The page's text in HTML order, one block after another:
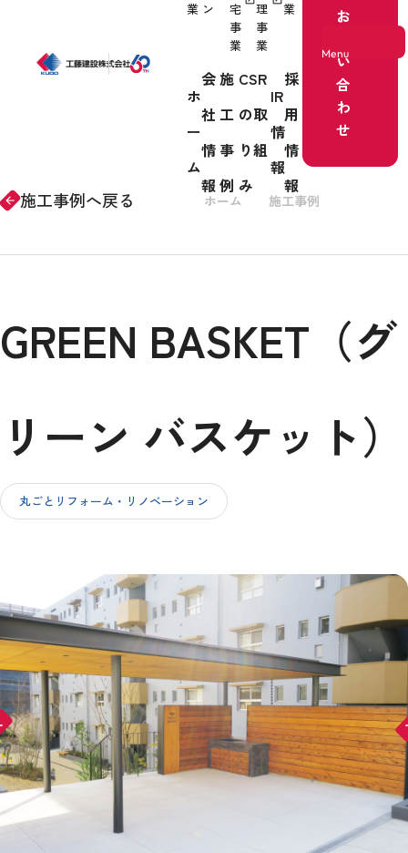
Menu
施工事例
IR情報
お問い合わせ
業 ン
宅
事
業
理
事
業
業
ホ
ー
ム
会
社
情
報
施
工
事
例
CSR
の取
り組
み
IR
情
報
採
用
情
報
お
い
合
わ
せ
arrow_forward 施工事例へ戻る ホーム 施工事例
GREEN BASKET（グ
リーン バスケット）
丸ごとリフォーム・リノベーション